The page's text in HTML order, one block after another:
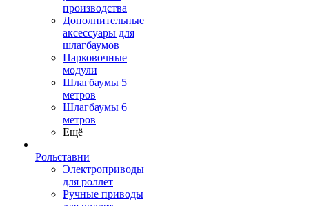
производства
Дополнительные
аксессуары для
шлагбаумов
Парковочные
модули
Шлагбаумы 5
метров
Шлагбаумы 6
метров
Ещё
Рольставни
Электроприводы
для роллет
Ручные приводы